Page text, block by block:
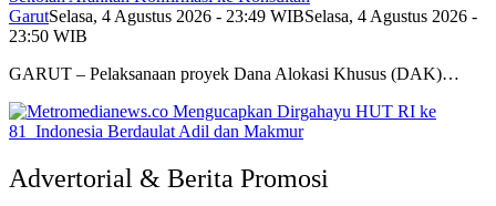
GarutSelasa, 4 Agustus 2026 - 23:49 WIBSelasa, 4 Agustus 2026 -
23:50 WIB
GARUT – Pelaksanaan proyek Dana Alokasi Khusus (DAK)…
Advertorial & Berita Promosi